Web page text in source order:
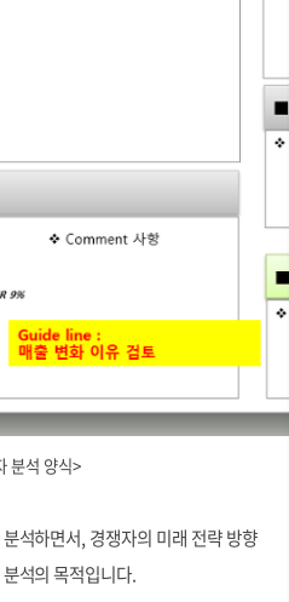
분석 양식>
석하면서, 경쟁자의 미래 전략 방향
석의 목적입니다.